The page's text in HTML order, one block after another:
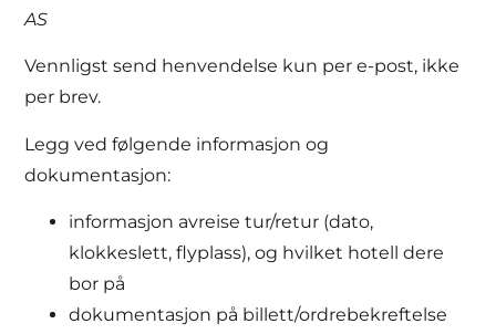
AS
Vennligst send henvendelse kun per e-post, ikke
per brev.
Legg ved følgende informasjon og
dokumentasjon:
informasjon avreise tur/retur (dato,
klokkeslett, flyplass), og hvilket hotell dere
bor på
dokumentasjon på billett/ordrebekreftelse